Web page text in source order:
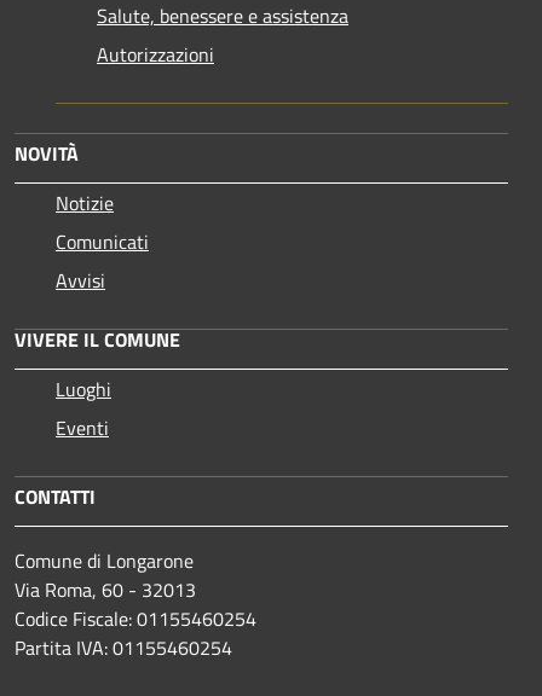
Salute, benessere e assistenza
Autorizzazioni
NOVITÀ
Notizie
Comunicati
Avvisi
VIVERE IL COMUNE
Luoghi
Eventi
CONTATTI
Comune di Longarone
Via Roma, 60 - 32013
Codice Fiscale: 01155460254
Partita IVA: 01155460254